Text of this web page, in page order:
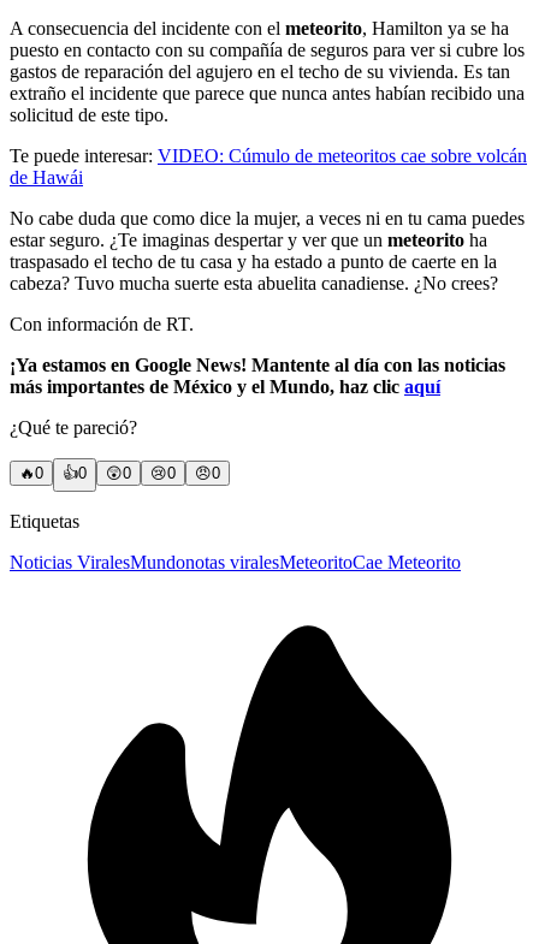
A consecuencia del incidente con el meteorito, Hamilton ya se ha
puesto en contacto con su compañía de seguros para ver si cubre los
gastos de reparación del agujero en el techo de su vivienda. Es tan
extraño el incidente que parece que nunca antes habían recibido una
solicitud de este tipo.
Te puede interesar: VIDEO: Cúmulo de meteoritos cae sobre volcán
de Hawái
No cabe duda que como dice la mujer, a veces ni en tu cama puedes
estar seguro. ¿Te imaginas despertar y ver que un meteorito ha
traspasado el techo de tu casa y ha estado a punto de caerte en la
cabeza? Tuvo mucha suerte esta abuelita canadiense. ¿No crees?
Con información de RT.
¡Ya estamos en Google News! Mantente al día con las noticias
más importantes de México y el Mundo, haz clic aquí
¿Qué te pareció?
🔥0 👍0 😲0 😢0 😠0
Etiquetas
Noticias ViralesMundonotas viralesMeteoritoCae Meteorito